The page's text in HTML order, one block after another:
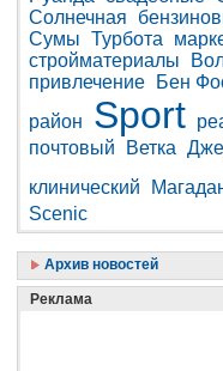
Солнечная
Сумы Турбота
стройматериалы
привлечение
Бен
район
Sport
почтовый
Ветка
клинический
Scenic
Архив новостей
Реклама